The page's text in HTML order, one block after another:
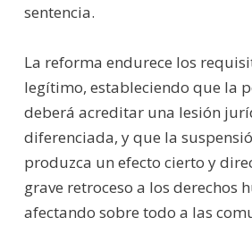
sentencia.
La reforma endurece los
legítimo, estableciendo que la
deberá acreditar una lesión
diferenciada, y que la
produzca un efecto cierto y
grave retroceso a los derechos
afectando sobre todo a las